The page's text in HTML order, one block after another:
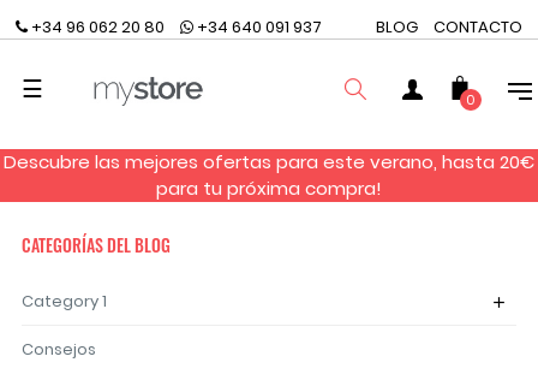
+34 96 062 20 80 +34 640 091 937 CONTACTO
BLOG
Navegación
☰
BUSCAR
0
Descubre las mejores ofertas para este verano, hasta 20€
para tu próxima compra!
CATEGORÍAS DEL BLOG
Category 1 add
Consejos